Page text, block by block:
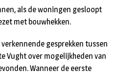
als de woningen gesloopt
met bouwhekken.
gesprekken tussen
Vught over mogelijkheden van
Wanneer de eerste